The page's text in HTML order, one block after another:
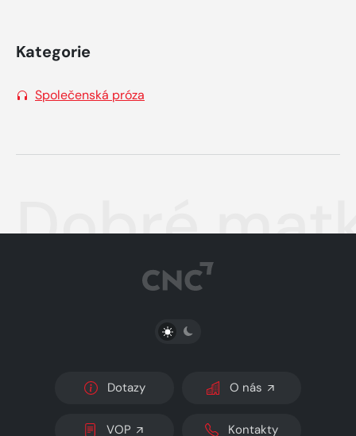
Kategorie
Společenská próza
Dobré
PŘEPNOUT SVĚTLÝ/TMAVÝ REŽIM
Dotazy O nás
VOP Kontakty